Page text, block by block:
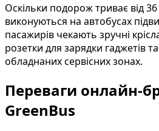
Оскільки подорож триває від
виконуються на автобусах
пасажирів чекають зручні
розетки для зарядки гаджетів
обладнаних сервісних зонах.
Переваги онлайн-
GreenBus